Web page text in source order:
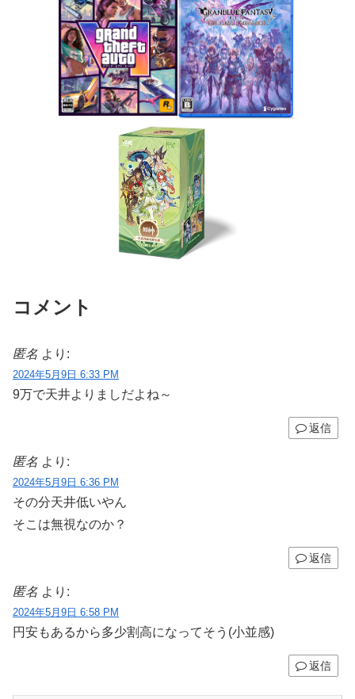
コメント
匿名 より:
2024年5月9日 6:33 PM
9万で天井よりましだよね～
返信
匿名 より:
2024年5月9日 6:36 PM
その分天井低いやん
そこは無視なのか？
返信
匿名 より:
2024年5月9日 6:58 PM
円安もあるから多少割高になってそう(小並感)
返信